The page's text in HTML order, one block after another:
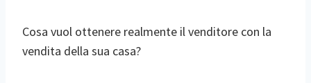
Cosa vuol ottenere realmente il venditore con la
vendita della sua casa?